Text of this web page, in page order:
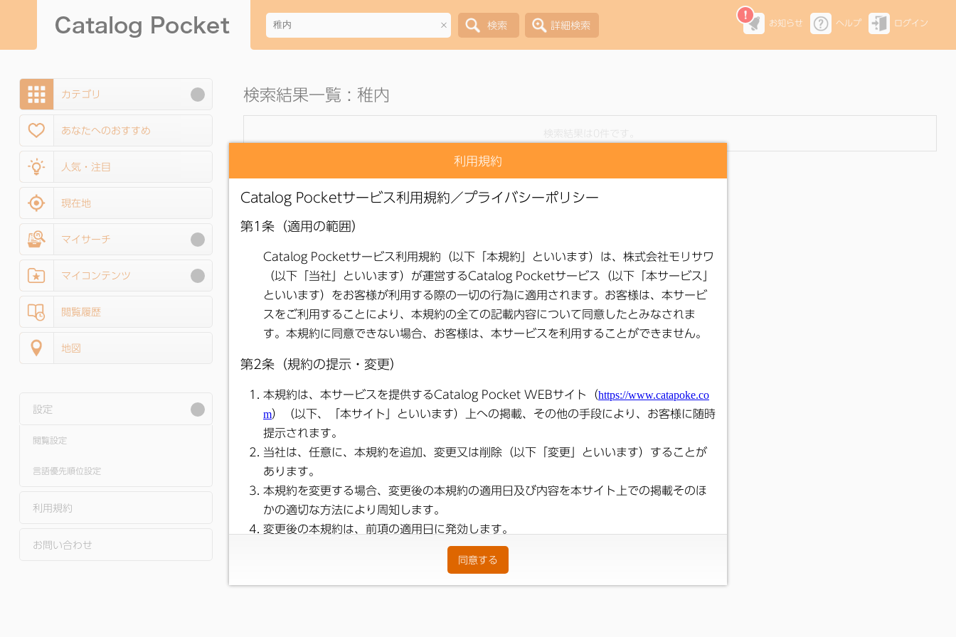
利用規約
× お知らせ ヘルプ ログイン
検索結果一覧 : 稚内
検索結果は0件です。
カテゴリ
あなたへのおすすめ
人気・注目
現在地
マイサーチ
マイコンテンツ
閲覧履歴
地図
設定
閲覧設定
言語優先順位設定
利用規約
お問い合わせ